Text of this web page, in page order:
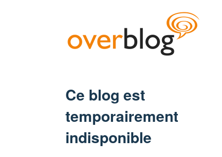
Ce blog est
temporairement
indisponible